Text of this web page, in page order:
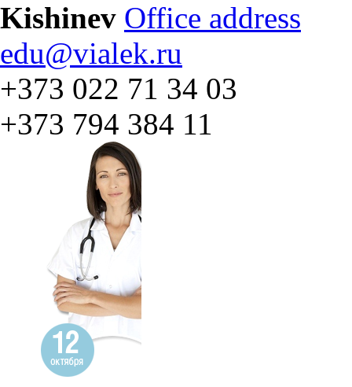
Kishinev Office address
edu@vialek.ru
+373 022 71 34 03
+373 794 384 11